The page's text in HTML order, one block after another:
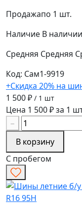
Продажапо 1 шт.
Наличие В
Средняя Средняя
Код: Сам1-9919
+Скидка 20% на
1 500 ₽ / 1 шт
Цена 1 500 ₽ за 1
−
В корзину
С пробегом